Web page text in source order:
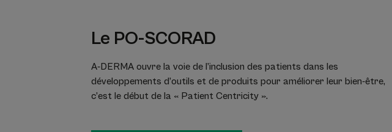
Le PO-SCORAD
A-DERMA ouvre la voie de l’inclusion des patients dans les
développements d’outils et de produits pour améliorer leur bien-être,
c’est le début de la « Patient Centricity ».